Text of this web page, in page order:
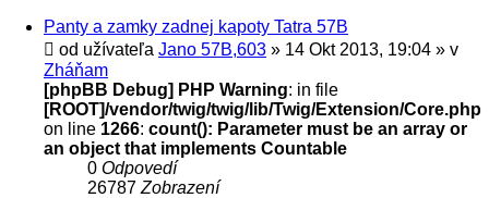
Panty a zamky zadnej kapoty Tatra 57B
od užívateľa Jano 57B,603 » 14 Okt 2013, 19:04 » v
Zháňam
[phpBB Debug] PHP Warning: in file
[ROOT]/vendor/twig/twig/lib/Twig/Extension/Core.php
on line 1266: count(): Parameter must be an array or
an object that implements Countable
0 Odpovedí
26787 Zobrazení